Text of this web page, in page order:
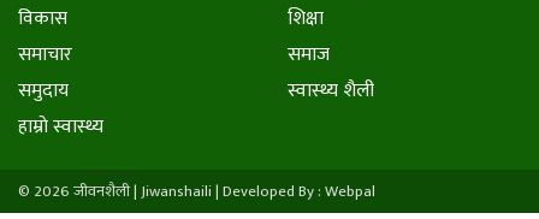
विकास
शिक्षा
समाचार
समाज
समुदाय
स्वास्थ्य शैली
हाम्राे स्वास्थ्य
© 2026 जीवनशैली | Jiwanshaili |Developed By : Webpal